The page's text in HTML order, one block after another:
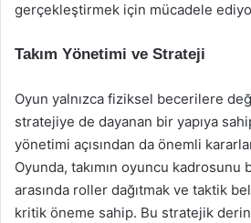
gerçekleştirmek için mücadele
Takım Yönetimi ve Strateji
Oyun yalnızca fiziksel becerilere
stratejiye de dayanan bir yapıya
yönetimi açısından da önemli
Oyunda, takımın oyuncu
arasında roller dağıtmak ve taktik
kritik öneme sahip. Bu stratejik